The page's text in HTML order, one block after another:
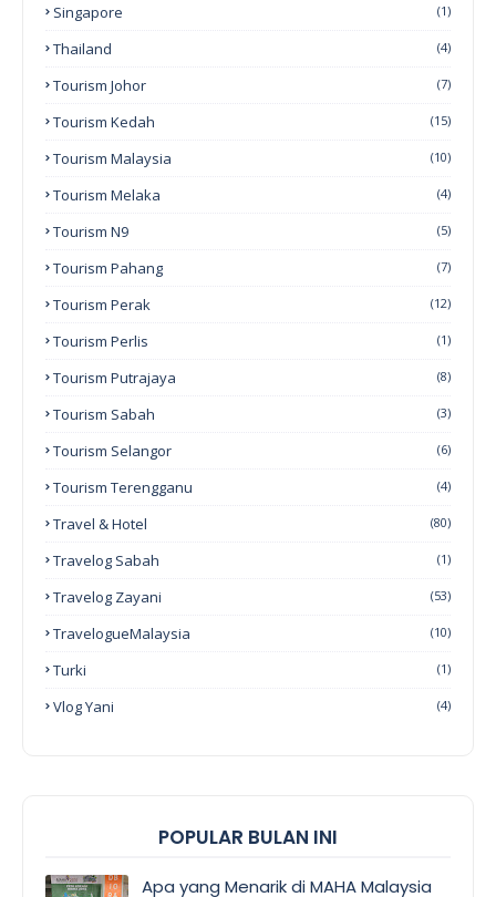
Singapore (1)
Thailand (4)
Tourism Johor (7)
Tourism Kedah (15)
Tourism Malaysia (10)
Tourism Melaka (4)
Tourism N9 (5)
Tourism Pahang (7)
Tourism Perak (12)
Tourism Perlis (1)
Tourism Putrajaya (8)
Tourism Sabah (3)
Tourism Selangor (6)
Tourism Terengganu (4)
Travel & Hotel (80)
Travelog Sabah (1)
Travelog Zayani (53)
TravelogueMalaysia (10)
Turki (1)
Vlog Yani (4)
POPULAR BULAN INI
Apa yang Menarik di MAHA Malaysia